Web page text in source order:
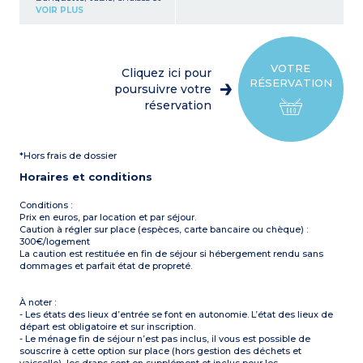
Terrasse couverte (11m²)
retour bar
vaisselle, lave-vaisselle)
1 chambre avec 1 lit double
WC séparé
Terrasse (de 11m²) avec
Capacité max. 4
personnes bébé inclus
À noter:
- Draps et serviettes fournis
(les lits ne sont pas faits à
l’arrivée)
VOIR PLUS
VOTRE
RÉSERVATION
Cliquez ici pour
poursuivre votre
réservation
*Hors frais de dossier
Horaires et conditions
Conditions :
Prix en euros, par location et par séjour.
Caution à régler sur place (espèces, carte bancaire ou chèque) :
300€/logement
La caution est restituée en fin de séjour si hébergement rendu sans
dommages et parfait état de propreté.
À noter :
- Les états des lieux d’entrée se font en autonomie. L’état des lieux de
départ est obligatoire et sur inscription.
- Le ménage fin de séjour n’est pas inclus, il vous est possible de
souscrire à cette option sur place (hors gestion des déchets et